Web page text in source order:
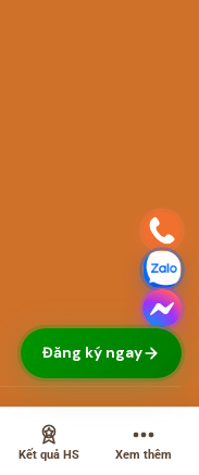
Chính sách bảo mật
Đăng ký ngay
Kết quả HS Xem thêm